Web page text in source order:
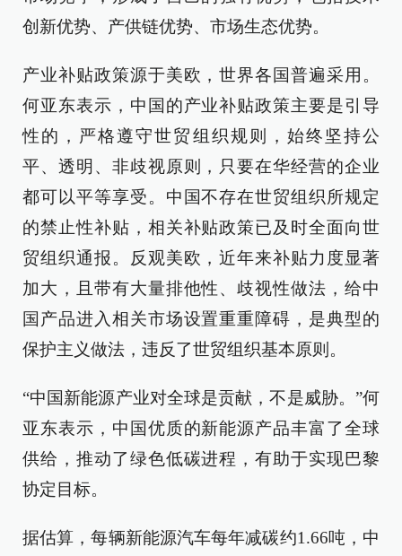
创新优势、产供链优势、市场生态优势。
产业补贴政策源于美欧，世界各国普遍采用。
何亚东表示，中国的产业补贴政策主要是引导
性的，严格遵守世贸组织规则，始终坚持公
平、透明、非歧视原则，只要在华经营的企业
都可以平等享受。中国不存在世贸组织所规定
的禁止性补贴，相关补贴政策已及时全面向世
贸组织通报。反观美欧，近年来补贴力度显著
加大，且带有大量排他性、歧视性做法，给中
国产品进入相关市场设置重重障碍，是典型的
保护主义做法，违反了世贸组织基本原则。
“中国新能源产业对全球是贡献，不是威胁。”何
亚东表示，中国优质的新能源产品丰富了全球
供给，推动了绿色低碳进程，有助于实现巴黎
协定目标。
据估算，每辆新能源汽车每年减碳约1.66吨，中